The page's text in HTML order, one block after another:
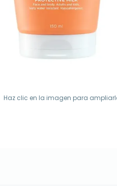
Haz clic en la imagen para